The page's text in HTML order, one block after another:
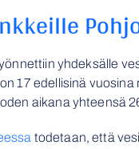
yhdeksälle
17 edellisinä
aikana yhteensä
todetaan, että